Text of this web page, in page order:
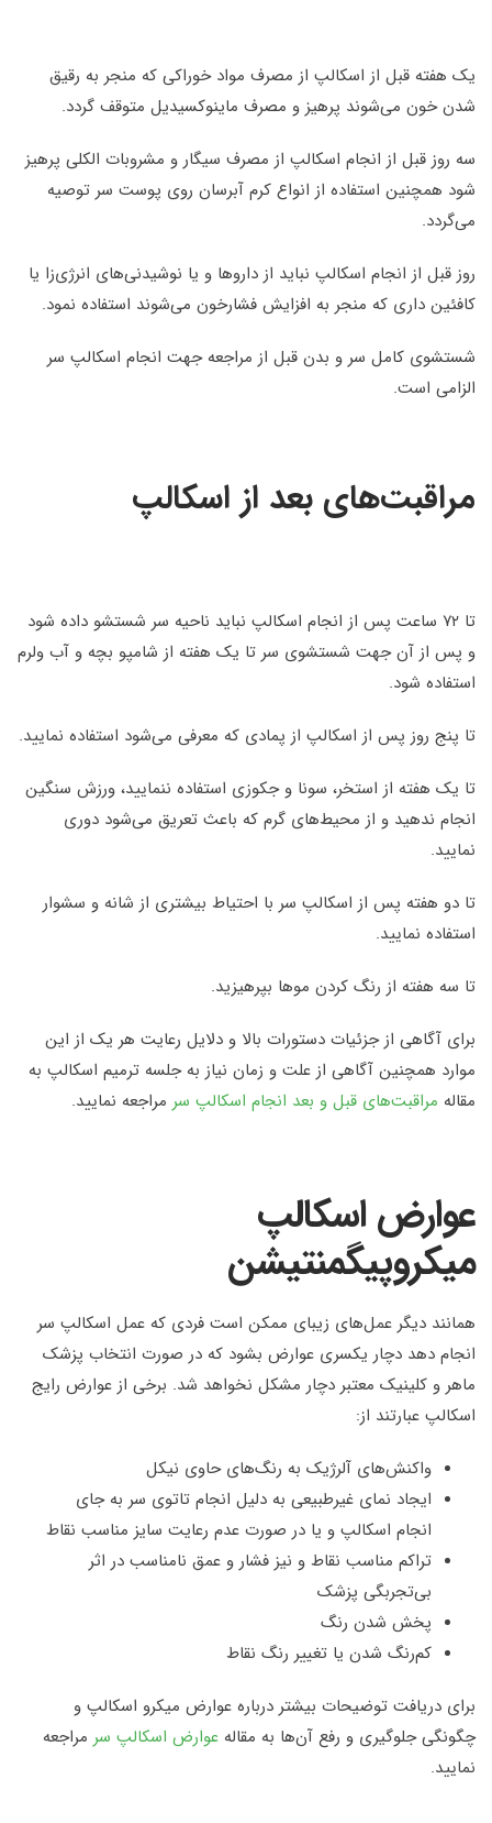
یک هفته قبل از اسکالپ از مصرف مواد خوراکی که منجر به رقیق
شدن خون می‌شوند پرهیز و مصرف ماینوکسیدیل متوقف گردد.
سه روز قبل از انجام اسکالپ از مصرف سیگار و مشروبات الکلی پرهیز
شود همچنین استفاده از انواع کرم آبرسان روی پوست سر توصیه
می‌گردد.
روز قبل از انجام اسکالپ نباید از داروها و یا نوشیدنی‌های انرژی‌زا یا
کافئین داری که منجر به افزایش فشارخون می‌شوند استفاده نمود.
شستشوی کامل سر و بدن قبل از مراجعه جهت انجام اسکالپ سر
الزامی است.
مراقبت‌های بعد از اسکالپ
تا ۷۲ ساعت پس از انجام اسکالپ نباید ناحیه سر شستشو داده شود
و پس از آن جهت شستشوی سر تا یک هفته از شامپو بچه و آب ولرم
استفاده شود.
تا پنج روز پس از اسکالپ از پمادی که معرفی می‌شود استفاده نمایید.
تا یک هفته از استخر، سونا و جکوزی استفاده ننمایید، ورزش سنگین
انجام ندهید و از محیط‌های گرم که باعث تعریق می‌شود دوری
نمایید.
تا دو هفته پس از اسکالپ سر با احتیاط بیشتری از شانه و سشوار
استفاده نمایید.
تا سه هفته از رنگ کردن موها بپرهیزید.
برای آگاهی از جزئیات دستورات بالا و دلایل رعایت هر یک از این
موارد همچنین آگاهی از علت و زمان نیاز به جلسه ترمیم اسکالپ به
مقاله مراقبت‌های قبل و بعد انجام اسکالپ سر مراجعه نمایید.
عوارض اسکالپ
میکروپیگمنتیشن
همانند دیگر عمل‌های زیبای ممکن است فردی که عمل اسکالپ سر
انجام دهد دچار یکسری عوارض بشود که در صورت انتخاب پزشک
ماهر و کلینیک معتبر دچار مشکل نخواهد شد. برخی از عوارض رایج
اسکالپ عبارتند از:
واکنش‌های آلرژیک به رنگ‌های حاوی نیکل
ایجاد نمای غیرطبیعی به دلیل انجام تاتوی سر به جای
انجام اسکالپ و یا در صورت عدم رعایت سایز مناسب نقاط
تراکم مناسب نقاط و نیز فشار و عمق نامناسب در اثر
بی‌تجربگی پزشک
پخش شدن رنگ
کم‌رنگ شدن یا تغییر رنگ نقاط
برای دریافت توضیحات بیشتر درباره عوارض میکرو اسکالپ و
چگونگی جلوگیری و رفع آن‌ها به مقاله عوارض اسکالپ سر مراجعه
نمایید.